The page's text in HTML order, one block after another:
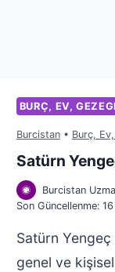
BURÇ, EV,
Burcistan• Burç, Ev,
Satürn
Burcistan
Son Güncellenme:
Satürn Yengeç
genel ve